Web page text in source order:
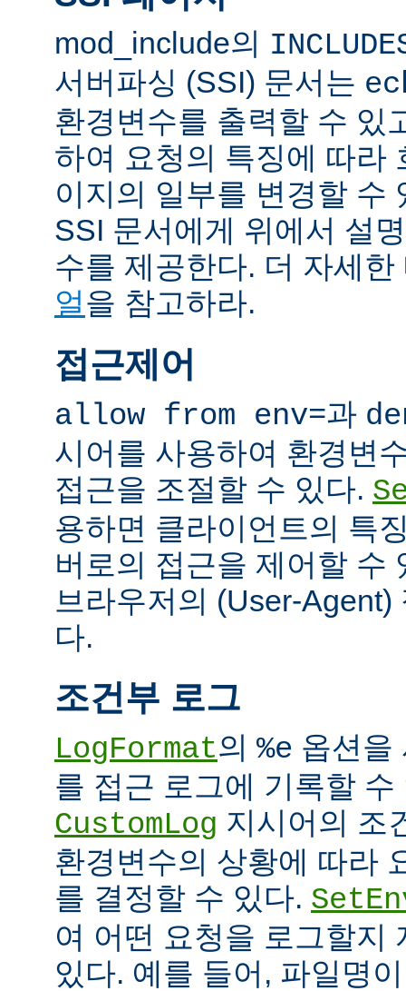
mod_include의
서버파싱 (SSI) 문서는
환경변수를 출력할 수 있
하여 요청의 특징에 따라
이지의 일부를 변경할 수
SSI 문서에게 위에서 설
수를 제공한다. 더 자세
얼을 참고하라.
접근제어
allow from env=과
시어를 사용하여 환경변
접근을 조절할 수 있다.
용하면 클라이언트의 특
버로의 접근을 제어할 수
브라우저의 (User-
다.
조건부 로그
LogFormat의 %e 옵션을
를 접근 로그에 기록할 수
CustomLog 지시어의 조
환경변수의 상황에 따라
를 결정할 수 있다.
여 어떤 요청을 로그할지
있다. 예를 들어, 파일명